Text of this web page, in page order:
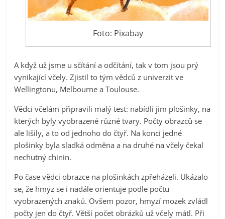
Foto: Pixabay
A když už jsme u sčítání a odčítání, tak v tom jsou prý
vynikající včely. Zjistil to tým vědců z univerzit ve
Wellingtonu, Melbourne a Toulouse.
Vědci včelám připravili malý test: nabídli jim plošinky, na
kterých byly vyobrazené různé tvary. Počty obrazců se
ale lišily, a to od jednoho do čtyř. Na konci jedné
plošinky byla sladká odměna a na druhé na včely čekal
nechutný chinin.
Po čase vědci obrazce na plošinkách zpřeházeli. Ukázalo
se, že hmyz se i nadále orientuje podle počtu
vyobrazených znaků. Ovšem pozor, hmyzí mozek zvládl
počty jen do čtyř. Větší počet obrázků už včely mátl. Při